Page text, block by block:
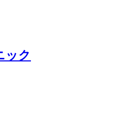
ック